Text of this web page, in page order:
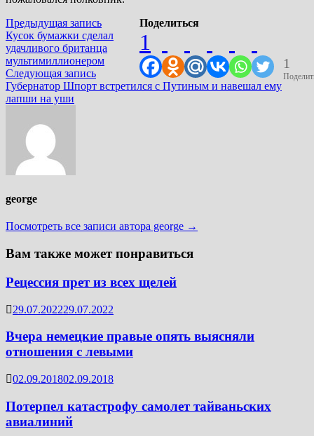
Поделиться
1
1
Навигация
по
записям
Предыдущая записьПредыдущая
запись:
Кусок бумажки сделал
удачливого британца
мультимиллионером
Следующая записьСледующая
запись:
Губернатор Шпорт встретился с Путиным и навешал ему
лапши на уши
george
Посмотреть все записи автора george →
Вам также может понравиться
Рецессия прет из всех щелей
29.07.202229.07.2022
Вчера немецкие правые опять выясняли
отношения с левыми
02.09.201802.09.2018
Потерпел катастрофу самолет тайваньских
авиалиний